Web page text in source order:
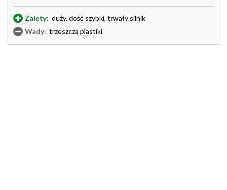
Zalety: duży, dość szybki, trwały silnik
Wady: trzeszczą plastiki